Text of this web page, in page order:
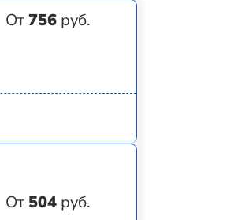
От756 руб.
От 504 руб.